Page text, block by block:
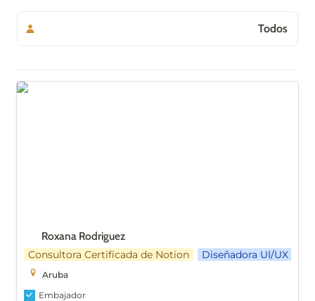
Todos
Roxana Rodriguez
Roxana Rodriguez
Consultora Certificada de Notion Diseñadora UI/UX
Aruba
Embajador